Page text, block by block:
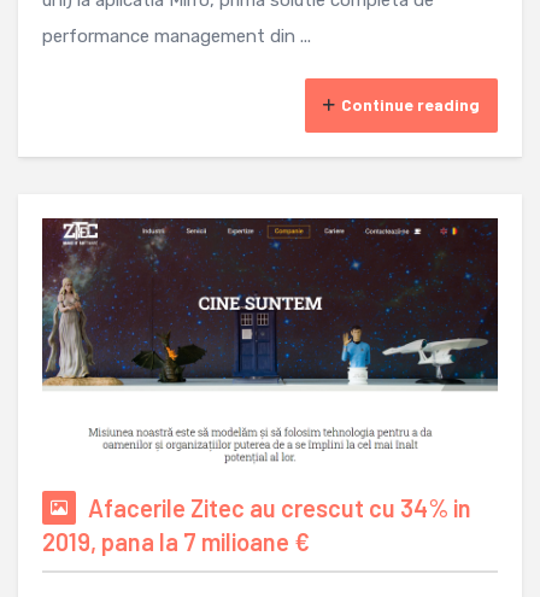
performance management din ...
Continue reading
Afacerile Zitec au crescut cu 34% in
2019, pana la 7 milioane €